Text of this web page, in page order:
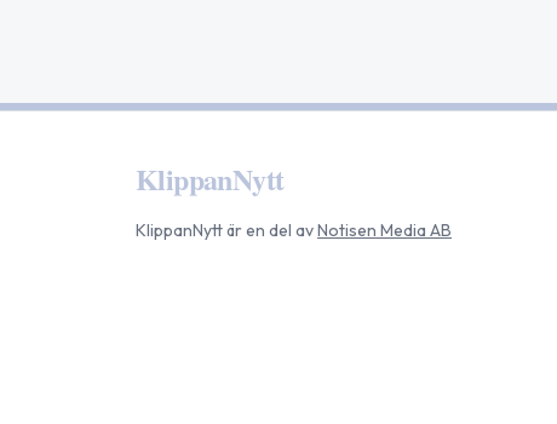
KlippanNytt
KlippanNyttär en del avNotisen Media AB